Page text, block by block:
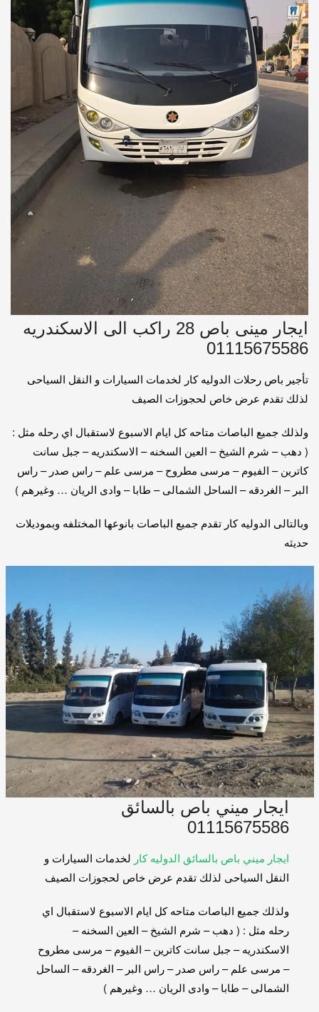
ايجار مينى باص 28 راكب الى الاسكندريه
01115675586
تأجير باص رحلات الدوليه كار لخدمات السيارات و النقل السياحى
لذلك تقدم عرض خاص لحجوزات الصيف
ولذلك جميع الباصات متاحه كل ايام الاسبوع لاستقبال اي رحله مثل :
( دهب – شرم الشيخ – العين السخنه – الاسكندريه – جبل سانت
كاترين – الفيوم – مرسى مطروح – مرسى علم – راس صدر – راس
البر – الغردقه – الساحل الشمالى – طابا – وادى الريان … وغيرهم )
وبالتالى الدوليه كار تقدم جميع الباصات بانوعها المختلفه وبموديلات
حديثه
ايجار ميني باص بالسائق
01115675586
ايجار ميني باص بالسائق الدوليه كار لخدمات السيارات و
النقل السياحى لذلك تقدم عرض خاص لحجوزات الصيف
ولذلك جميع الباصات متاحه كل ايام الاسبوع لاستقبال اي
رحله مثل : ( دهب – شرم الشيخ – العين السخنه –
الاسكندريه – جبل سانت كاترين – الفيوم – مرسى مطروح
– مرسى علم – راس صدر – راس البر – الغردقه – الساحل
الشمالى – طابا – وادى الريان … وغيرهم )